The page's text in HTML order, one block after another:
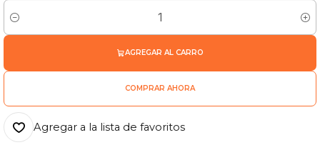
Cantidad
AGREGAR AL CARRO
COMPRAR AHORA
Agregar a la lista de favoritos